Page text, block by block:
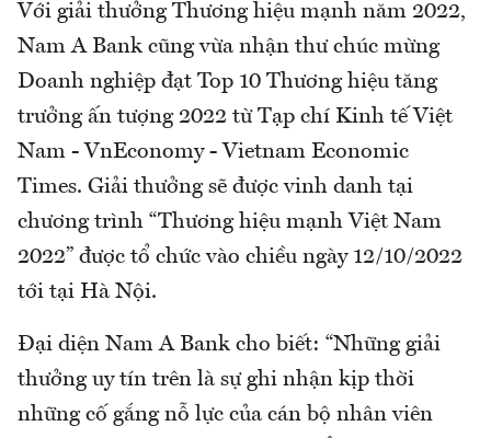
Với giải thưởng Thương hiệu mạnh năm 2022,
Nam A Bank cũng vừa nhận thư chúc mừng
Doanh nghiệp đạt Top 10 Thương hiệu tăng
trưởng ấn tượng 2022 từ Tạp chí Kinh tế Việt
Nam - VnEconomy - Vietnam Economic
Times. Giải thưởng sẽ được vinh danh tại
chương trình “Thương hiệu mạnh Việt Nam
2022” được tổ chức vào chiều ngày 12/10/2022
tới tại Hà Nội.
Đại diện Nam A Bank cho biết: “Những giải
thưởng uy tín trên là sự ghi nhận kịp thời
những cố gắng nỗ lực của cán bộ nhân viên